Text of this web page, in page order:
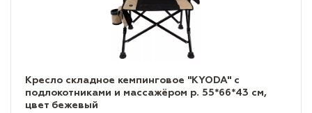
Кресло складное кемпинговое "KYODA" с
подлокотниками и массажёром р. 55*66*43 см,
цвет бежевый